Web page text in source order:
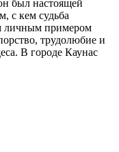
был настоящей
с кем судьба
личным примером
трудолюбие и
В городе Каунас